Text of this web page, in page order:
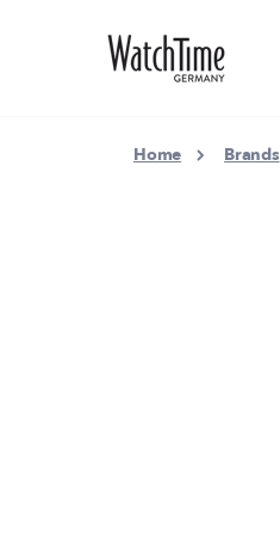
Home Brands